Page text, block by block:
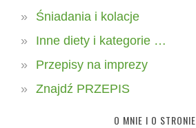
Śniadania i kolacje
Inne diety i kategorie …
Przepisy na imprezy
Znajdź PRZEPIS
O MNIE I O STRONIE